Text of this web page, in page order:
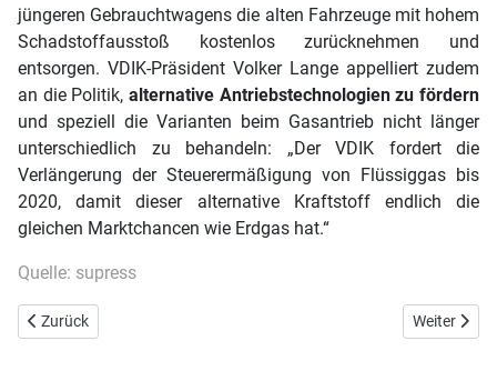
jüngeren Gebrauchtwagens die alten Fahrzeuge mit hohem
Schadstoffausstoß kostenlos zurücknehmen und
entsorgen. VDIK-Präsident Volker Lange appelliert zudem
an die Politik, alternative Antriebstechnologien zu fördern
und speziell die Varianten beim Gasantrieb nicht länger
unterschiedlich zu behandeln: „Der VDIK fordert die
Verlängerung der Steuerermäßigung von Flüssiggas bis
2020, damit dieser alternative Kraftstoff endlich die
gleichen Marktchancen wie Erdgas hat.“
Quelle: supress
Vorheriger Beitrag: Mit Bio-Kraftstoff gegen Öl-Knappheit
Zurück Nächster
Weiter